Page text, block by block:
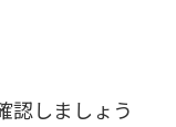
認しましょう